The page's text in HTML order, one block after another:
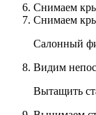
Снимаем
Снимаем
Салонный
Видим
Вытащить